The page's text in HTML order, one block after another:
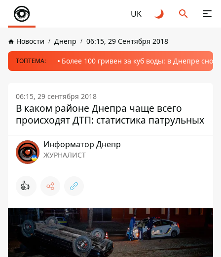
UK
Новости Днепр 06:15, 29 Сентября 2018
ТОПТЕМА: Более 100 гривен за куб воды: в Днепре
06:15, 29 сентября 2018
В каком районе Днепра чаще всего
происходят ДТП: статистика патрульных
Информатор Днепр
ЖУРНАЛИСТ
👍